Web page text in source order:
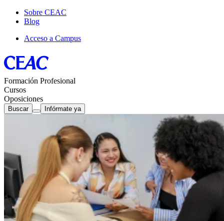
Sobre CEAC
Blog
Acceso a Campus
Formación Profesional
Cursos
Oposiciones
Buscar Infórmate ya